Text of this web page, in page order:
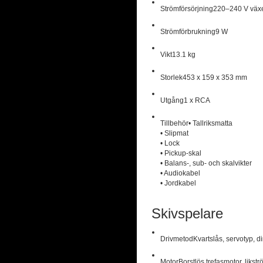
Strömförsörjning220–240 V
Strömförbrukning9 W
Vikt13.1 kg
Storlek453 x 159 x 353 mm
Utgång1 x RCA
Tillbehör• Tallriksmatta
• Slipmat
• Lock
• Pickup-skal
• Balans-, sub- och skalvikter
• Audiokabel
• Jordkabel
Skivspelare
Drivmetod Kvartslås, servotyp,